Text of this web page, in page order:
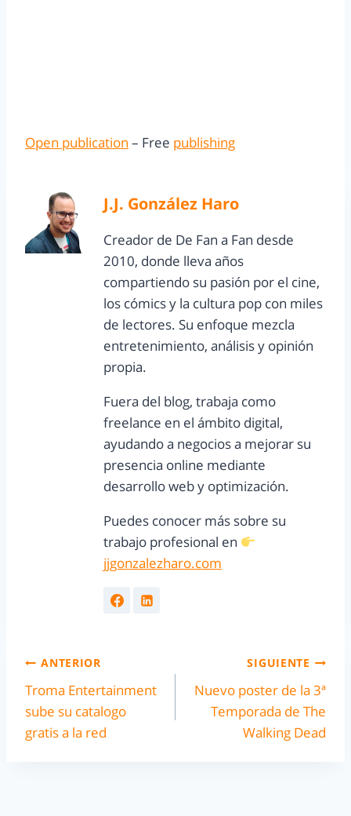
Open publication – Free publishing
J.J. González Haro
Creador de De Fan a Fan desde
2010, donde lleva años
compartiendo su pasión por el cine,
los cómics y la cultura pop con miles
de lectores. Su enfoque mezcla
entretenimiento, análisis y opinión
propia.
Fuera del blog, trabaja como
freelance en el ámbito digital,
ayudando a negocios a mejorar su
presencia online mediante
desarrollo web y optimización.
Puedes conocer más sobre su
trabajo profesional en
jjgonzalezharo.com
ANTERIOR
Troma Entertainment
sube su catalogo
gratis a la red
SIGUIENTE
Nuevo poster de la 3ª
Temporada de The
Walking Dead